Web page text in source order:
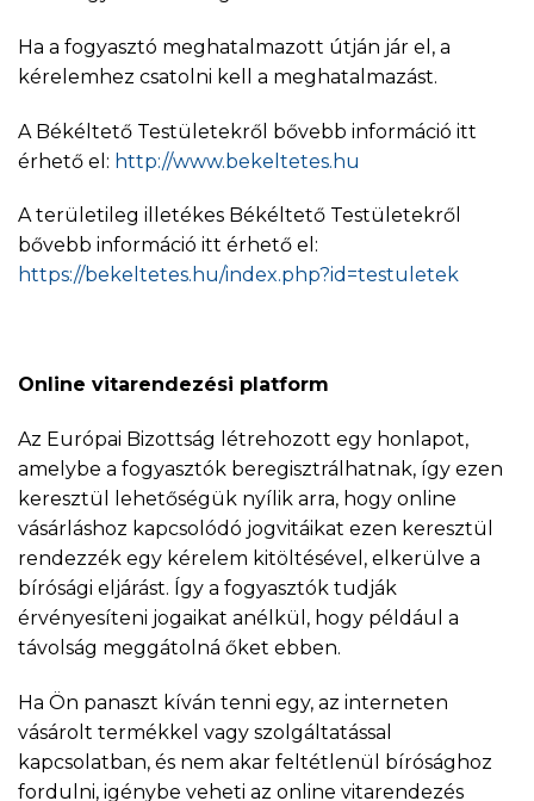
Ha a fogyasztó meghatalmazott útján jár el, a
kérelemhez csatolni kell a meghatalmazást.
A Békéltető Testületekről bővebb információ itt
érhető el: http://www.bekeltetes.hu
A területileg illetékes Békéltető Testületekről
bővebb információ itt érhető el:
https://bekeltetes.hu/index.php?id=testuletek
Online vitarendezési platform
Az Európai Bizottság létrehozott egy honlapot,
amelybe a fogyasztók beregisztrálhatnak, így ezen
keresztül lehetőségük nyílik arra, hogy online
vásárláshoz kapcsolódó jogvitáikat ezen keresztül
rendezzék egy kérelem kitöltésével, elkerülve a
bírósági eljárást. Így a fogyasztók tudják
érvényesíteni jogaikat anélkül, hogy például a
távolság meggátolná őket ebben.
Ha Ön panaszt kíván tenni egy, az interneten
vásárolt termékkel vagy szolgáltatással
kapcsolatban, és nem akar feltétlenül bírósághoz
fordulni, igénybe veheti az online vitarendezés